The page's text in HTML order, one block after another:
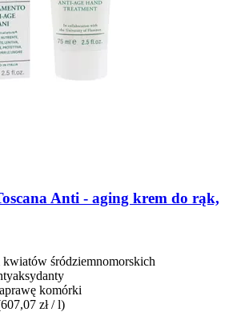
Anti -​ aging krem do rąk,
kwiatów śródziemnomorskich
komórki
zł / l)